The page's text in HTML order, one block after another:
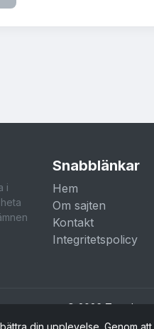
i
Snabblänkar
Hem
Om sajten
Kontakt
Integritetspolicy
© 2026
din upplevelse. Genom